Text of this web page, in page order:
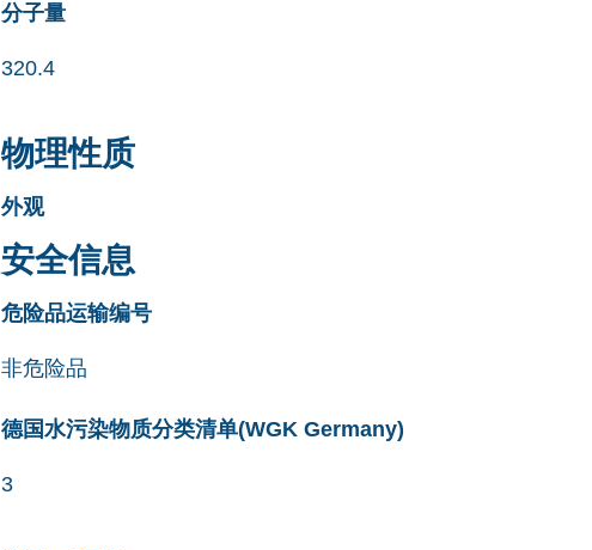
分子量
320.4
物理性质
外观
安全信息
危险品运输编号
非危险品
德国水污染物质分类清单(WGK Germany)
3